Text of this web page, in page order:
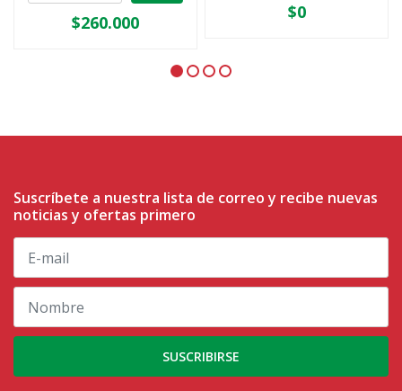
$260.000 $0
Suscríbete a nuestra lista de correo y recibe nuevas
noticias y ofertas primero
SUSCRIBIRSE